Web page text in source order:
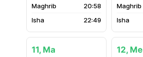
20:58
22:49
11, Ma 12, Me